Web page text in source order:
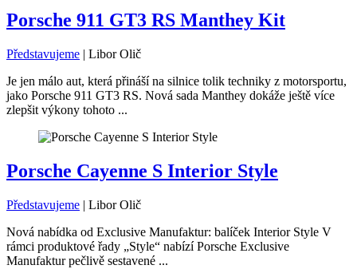
Porsche 911 GT3 RS Manthey Kit
Představujeme | Libor Olič
Je jen málo aut, která přináší na silnice tolik techniky z motorsportu,
jako Porsche 911 GT3 RS. Nová sada Manthey dokáže ještě více
zlepšit výkony tohoto ...
Porsche Cayenne S Interior Style
Představujeme | Libor Olič
Nová nabídka od Exclusive Manufaktur: balíček Interior Style V
rámci produktové řady „Style“ nabízí Porsche Exclusive
Manufaktur pečlivě sestavené ...